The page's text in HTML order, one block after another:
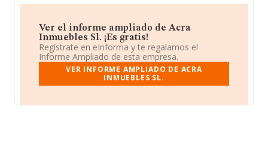
Ver el informe ampliado de Acra
Inmuebles Sl. ¡Es gratis!
Regístrate en eInforma y te regalamos el
Informe Ampliado de esta empresa.
VER INFORME AMPLIADO DE ACRA
INMUEBLES SL.